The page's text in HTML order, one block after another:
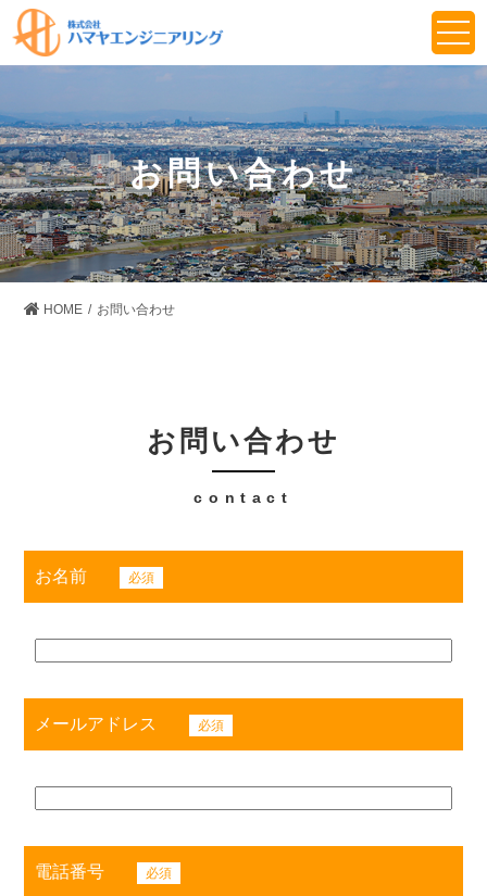
お問い合わせ
HOME お問い合わせ
お問い合わせ
お名前 必須
メールアドレス 必須
電話番号 必須